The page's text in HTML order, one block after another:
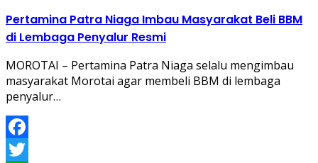
Pertamina Patra Niaga Imbau Masyarakat Beli BBM
di Lembaga Penyalur Resmi
MOROTAI – Pertamina Patra Niaga selalu mengimbau
masyarakat Morotai agar membeli BBM di lembaga
penyalur…
Facebook